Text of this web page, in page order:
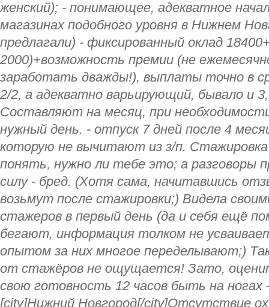
женский); - понимающее, адекватное
магазинах подобного уровня в Нижнем
предлагали) - фиксированный оклад
2000)+возможность премии (не
заработать дважды!), выплаты точно в
2/2, а адекватно варьирующий, бывало и
Составляют на месяц, при
нужный день. - отпуск 7 дней после 4
которую не вычитают из з/п.
понять, нужно ли тебе это; а разговоры
силу - бред. (Хотя сама, начитавшись
возьмут после стажировки;) Видела
стажеров в первый день (да и себя ещё
бегают, информация толком не
опытом за них многое переделывают;)
от стажёров не ощущается! Зато,
свою готовность 12 часов быть на ногах
[city]Нижний Новгород[/city]Отсутствие